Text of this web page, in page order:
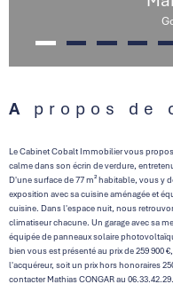
A propos
Le Cabinet Cobalt Immobilier vous
calme dans son écrin de verdure,
D'une surface de 77 m² habitable, vous y
exposition avec sa cuisine aménagée et
cuisine. Dans l'espace nuit, nous
climatiseur chacune. Un garage avec sa
équipée de panneaux solaire
bien vous est présenté au prix de 259 900
l'acquéreur, soit un prix hors honoraires
contacter Mathias CONGAR au